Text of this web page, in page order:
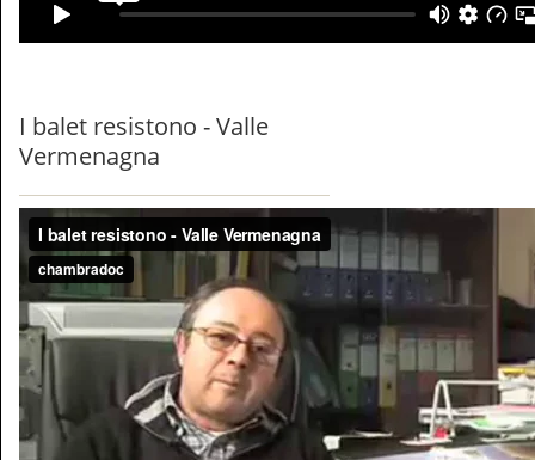
I balet resistono - Valle
Vermenagna